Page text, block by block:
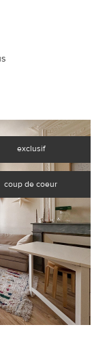
exclusif
coup de coeur